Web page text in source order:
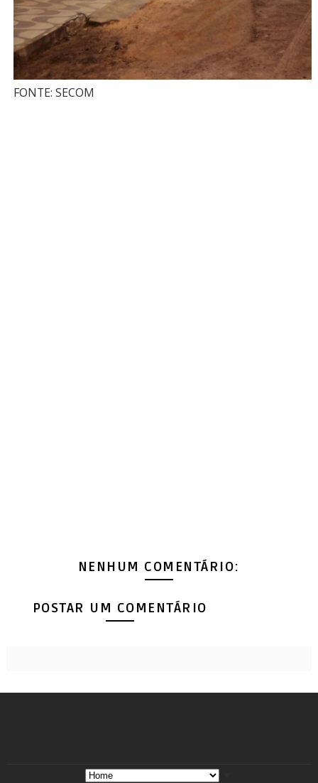
FONTE: SECOM
NENHUM COMENTÁRIO:
POSTAR UM COMENTÁRIO